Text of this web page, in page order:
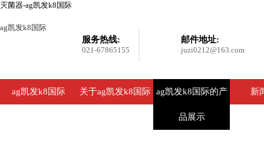
灭菌器-ag凯发k8国际
ag凯发k8国际
邮件地址:
juzi0212@163.com
服务热线:
021-67865155
ag凯发k8国际 关于ag凯发k8国际 ag凯发k8国际的产
品展示
新